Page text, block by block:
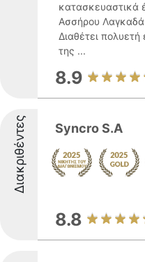
κατασκευαστικά
Ασσήρου
Διαθέτει πολυετή
της ...
8.9
Διακριθέντες Syncro S.A
8.8